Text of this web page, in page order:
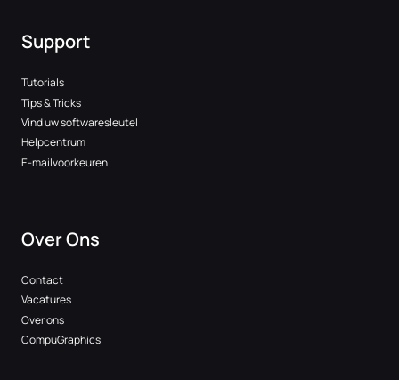
Support
Tutorials
Tips & Tricks
Vind uw softwaresleutel
Helpcentrum
E-mailvoorkeuren
Over Ons
Contact
Vacatures
Over ons
CompuGraphics